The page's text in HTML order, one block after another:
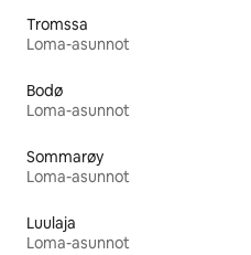
Tromssa
Loma-asunnot
Bodø
Loma-asunnot
Sommarøy
Loma-asunnot
Luulaja
Loma-asunnot